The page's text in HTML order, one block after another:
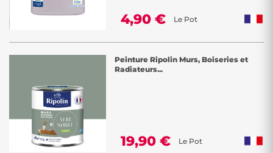
4,90 € Le Pot
Peinture Ripolin Murs, Boiseries et
Radiateurs...
19,90 € Le Pot